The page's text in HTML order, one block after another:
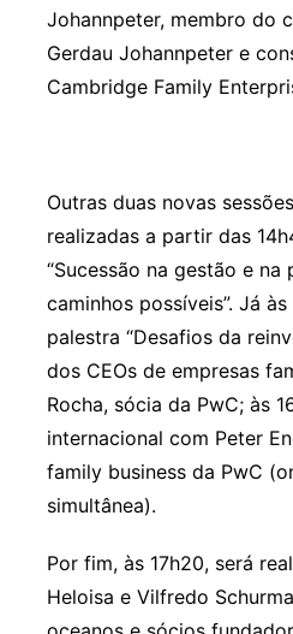
Johannpeter, membro do
Gerdau Johannpeter e
Cambridge Family
Outras duas novas
realizadas a partir das
“Sucessão na gestão e na
caminhos possíveis”. Já
palestra “Desafios da
dos CEOs de empresas
Rocha, sócia da PwC; às
internacional com Peter
family business da PwC
simultânea).
Por fim, às 17h20, será
Heloisa e Vilfredo